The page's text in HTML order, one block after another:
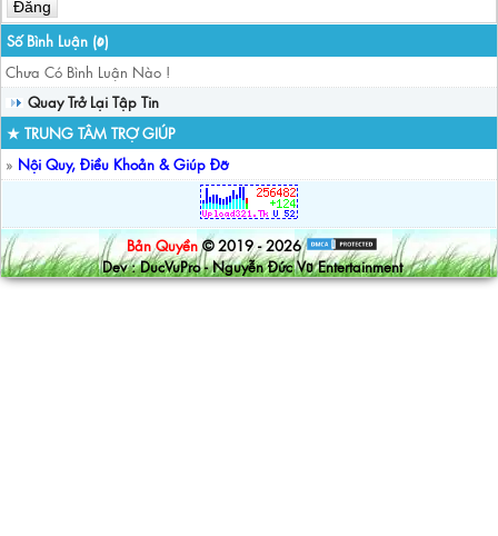
Số Bình Luận (0)
Chưa Có Bình Luận Nào !
Quay Trở Lại Tập Tin
★ TRUNG TÂM TRỢ GIÚP
» Nội Quy, Điều Khoản & Giúp Đỡ
Bản Quyền © 2019 - 2026
Dev : DucVuPro - Nguyễn Đức Vũ Entertainment